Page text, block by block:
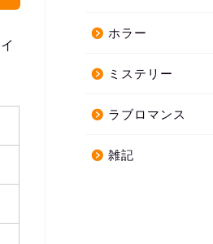
ホラー
ミステリー
ラブロマンス
雑記